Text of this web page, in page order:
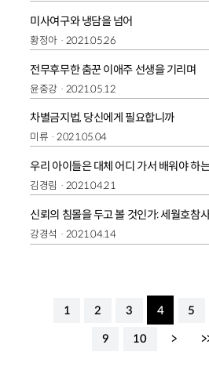
미사여구와 냉담을 넘어
황정아 2021.05.26
전무후무한 춤꾼 이애주 선생을 기리며
윤중강 2021.05.12
차별금지법, 당신에게 필요합니까
미류 2021.05.04
우리 아이들은 대체 어디 가서 배워야 하
김경림 2021.04.21
신뢰의 침몰을 두고 볼 것인가: 세월호참
강경석 2021.04.14
1 2 3 4 5
9 10 >